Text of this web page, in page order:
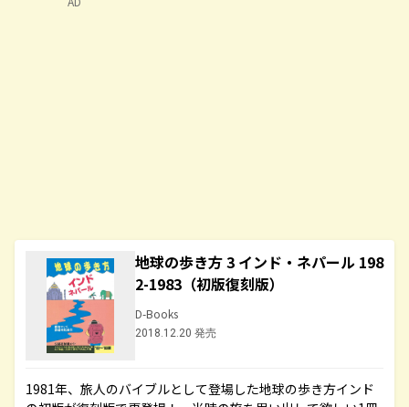
地球の歩き方 3 インド・ネパール 198
2-1983（初版復刻版）
D-Books
2018.12.20 発売
1981年、旅人のバイブルとして登場した地球の歩き方インド